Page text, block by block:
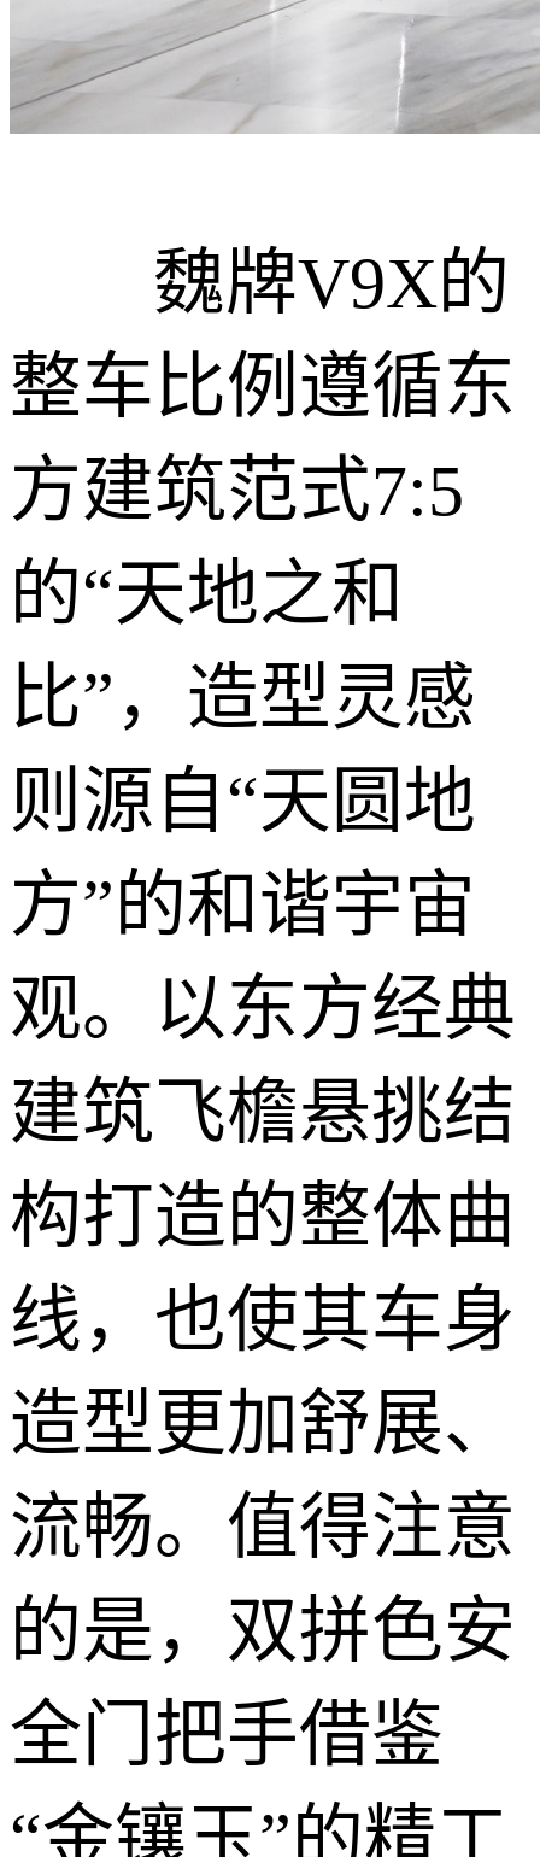
魏牌V9X的
整车比例遵循东
方建筑范式7:5
的“天地之和
比”，造型灵感
则源自“天圆地
方”的和谐宇宙
观。以东方经典
建筑飞檐悬挑结
构打造的整体曲
线，也使其车身
造型更加舒展、
流畅。值得注意
的是，双拼色安
全门把手借鉴
“金镶玉”的精工